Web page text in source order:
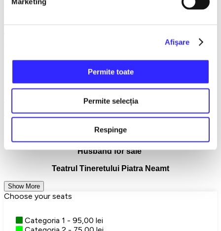
Afişare
Permite toate
Permite selecția
Respinge
The subject treats originally and piquantly, the eternal theme
guarantee offered is an evening full of humor and cascades
Get ready for an experience that will surely change your
perception of marriage and...Romanian underground theater!
RECOMMENDED AGE: 12+
Piatra NeamtTeatruTeatrul ROD
Husband for sale
Teatrul Tineretului Piatra Neamt
Show More
Choose your seats
Categoria 1 - 95,00 lei